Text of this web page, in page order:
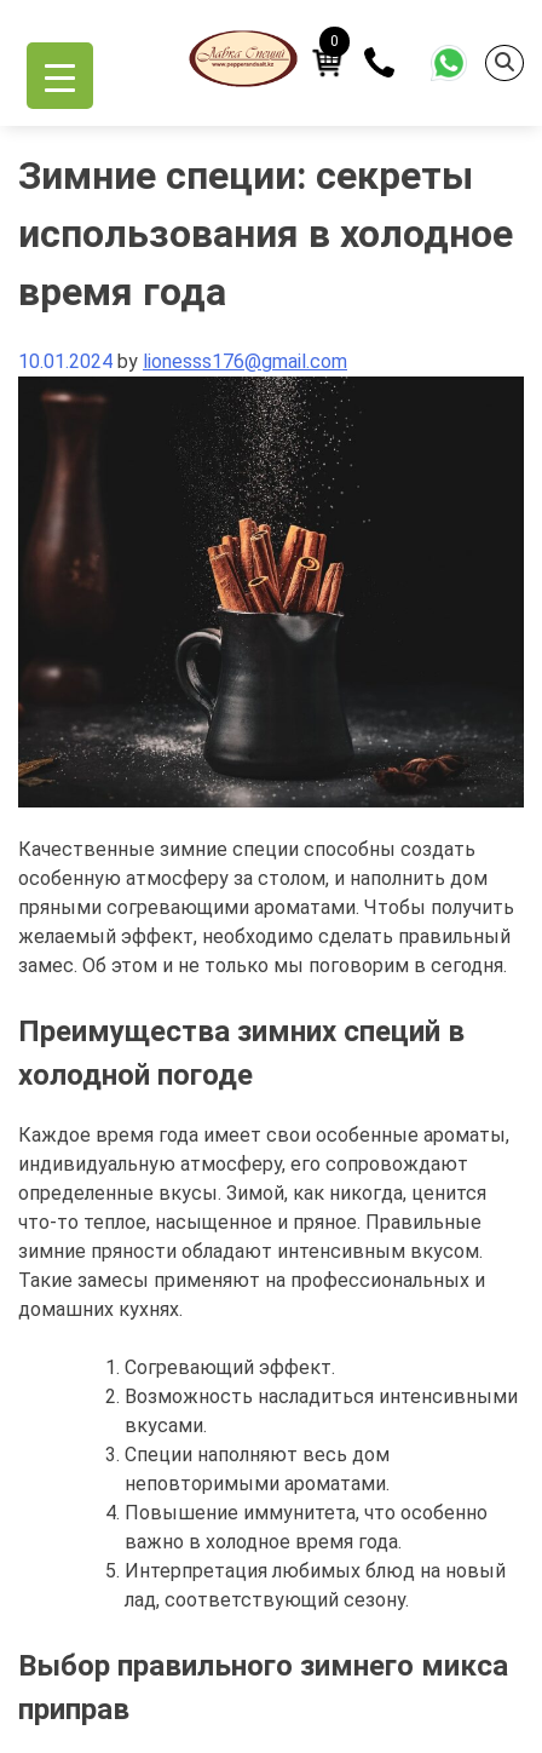
content
0
Зимние специи: секреты
использования в холодное
время года
10.01.2024 by lionesss176@gmail.com
Качественные зимние специи способны создать
особенную атмосферу за столом, и наполнить дом
пряными согревающими ароматами. Чтобы получить
желаемый эффект, необходимо сделать правильный
замес. Об этом и не только мы поговорим в сегодня.
Преимущества зимних специй в
холодной погоде
Каждое время года имеет свои особенные ароматы,
индивидуальную атмосферу, его сопровождают
определенные вкусы. Зимой, как никогда, ценится
что-то теплое, насыщенное и пряное. Правильные
зимние пряности обладают интенсивным вкусом.
Такие замесы применяют на профессиональных и
домашних кухнях.
Согревающий эффект.
Возможность насладиться интенсивными
вкусами.
Специи наполняют весь дом
неповторимыми ароматами.
Повышение иммунитета, что особенно
важно в холодное время года.
Интерпретация любимых блюд на новый
лад, соответствующий сезону.
Выбор правильного зимнего микса
приправ